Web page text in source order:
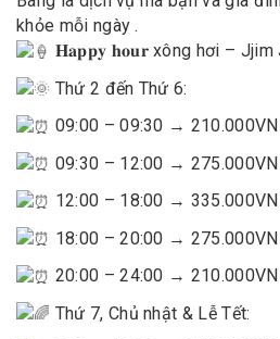
khỏe mỗi ngày .
𝐇𝐚𝐩𝐩𝐲 𝐡𝐨𝐮𝐫 xông hơi – Jjim
Thứ 2 đến Thứ 6:
09:00 – 09:30 →
09:30 – 12:00 →
12:00 – 18:00 →
18:00 – 20:00 →
20:00 – 24:00 →
Thứ 7, Chủ nhật & Lễ Tết: